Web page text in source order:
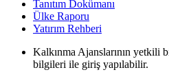
Tanıtım Dokümanı
Ülke Raporu
Yatırım Rehberi
Kalkınma Ajanslarının yetkili
bilgileri ile giriş yapılabilir.